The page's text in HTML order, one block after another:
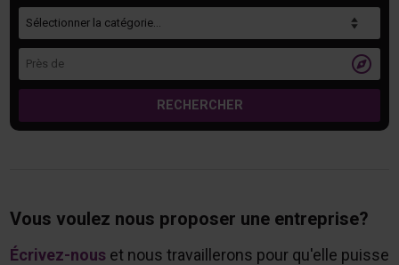

RECHERCHER
Vous voulez nous proposer une entreprise?
Écrivez-nouset nous travaillerons pour qu'elle puisse